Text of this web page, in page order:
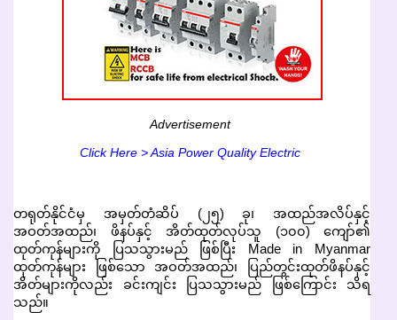
Advertisement
Click Here > Asia Power Quality Electric
တရုတ်နိုင်ငံမှ အမှတ်တံဆိပ် (၂၅) ခု၊ အထည်အလိပ်နှင့်
အဝတ်အထည်၊ ဖိနပ်နှင့် အိတ်ထုတ်လုပ်သူ (၁၀၀) ကျော်၏
ထုတ်ကုန်များကို ပြသသွားမည် ဖြစ်ပြီး Made in Myanmar
ထုတ်ကုန်များ ဖြစ်သော အဝတ်အထည်၊ ပြည်တွင်းထုတ်ဖိနပ်နှင့်
အိတ်များကိုလည်း ခင်းကျင်း ပြသသွားမည် ဖြစ်ကြောင်း သိရ
သည်။